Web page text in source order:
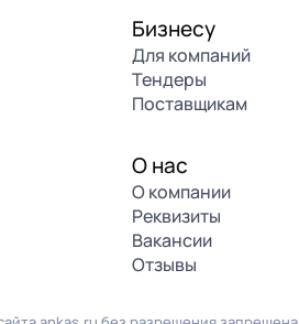
Бизнесу
Для компаний
Тендеры
Поставщикам
О нас
О компании
Реквизиты
Вакансии
Отзывы